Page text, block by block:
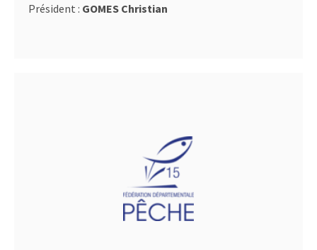
Président : GOMES Christian